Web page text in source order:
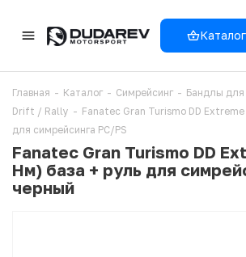
Каталог
Главная - Каталог - Симрейсинг - Бандлы для
Drift / Rally - Fanatec Gran Turismo DD
для симрейсинга PC/PS
Fanatec Gran Turismo DD
Нм) база + руль для
черный